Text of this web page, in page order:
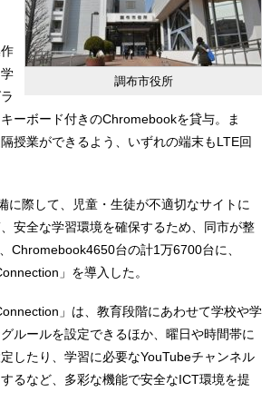
調布市役所
ーボード付きのChromebookを貸与。ま
授業ができるよう、いずれの端末もLTE回
に際して、児童・生徒が不適切なサイトに
安全な学習環境を確保するため、同市が整
Chromebook4650台の計1万6700台に、
」を導入した。
」は、教育段階にあわせて学校や学
ルールを設定できるほか、曜日や時間帯に
したり、学習に必要なYouTubeチャンネル
るなど、多彩な機能で安全なICT環境を提